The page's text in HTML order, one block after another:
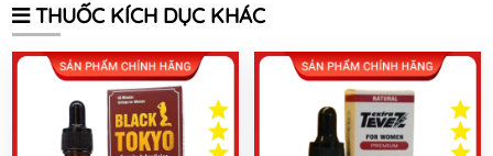
THUỐC KÍCH DỤC KHÁC